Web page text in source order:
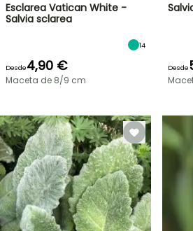
Esclarea Vatican White -
Salvia sclarea
14
Desde4,90 €
Maceta de 8/9 cm
Desde